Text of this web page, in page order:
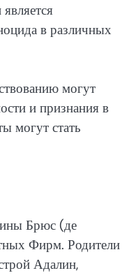
в различных
могут
и признания в
могут стать
Брюс (де
Фирм. Родители
Адалин,